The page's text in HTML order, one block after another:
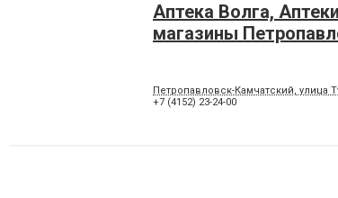
Аптека Волга,
магазины
Петропавловск-Камчатский, улица
+7 (4152) 23-24-00